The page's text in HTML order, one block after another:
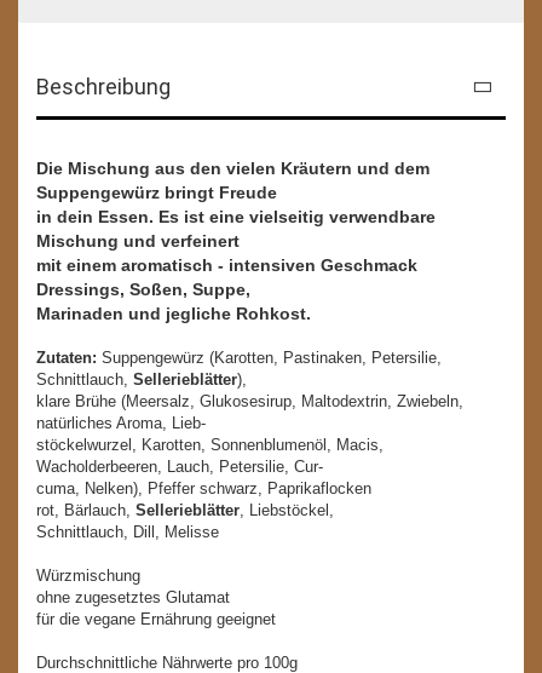
Beschreibung
Die Mischung aus den vielen Kräutern und dem
Suppengewürz bringt Freude
in dein Essen. Es ist eine vielseitig verwendbare
Mischung und verfeinert
mit einem aromatisch - intensiven Geschmack
Dressings, Soßen, Suppe,
Marinaden und jegliche Rohkost.
Zutaten: Suppengewürz (Karotten, Pastinaken, Petersilie,
Schnittlauch, Sellerieblätter),
klare Brühe (Meersalz, Glukosesirup, Maltodextrin, Zwiebeln,
natürliches Aroma, Lieb-
stöckelwurzel, Karotten, Sonnenblumenöl, Macis,
Wacholderbeeren, Lauch, Petersilie, Cur-
cuma, Nelken), Pfeffer schwarz, Paprikaflocken
rot, Bärlauch, Sellerieblätter , Liebstöckel,
Schnittlauch, Dill, Melisse
Würzmischung
ohne zugesetztes Glutamat
für die vegane Ernährung geeignet
Durchschnittliche Nährwerte pro 100g